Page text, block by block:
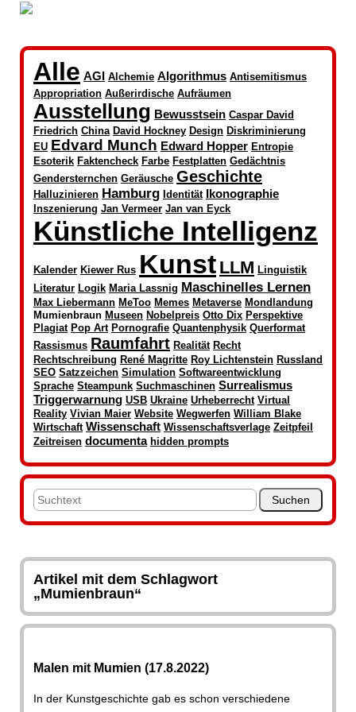
Alle AGI Alchemie Algorithmus Antisemitismus
Appropriation Außerirdische Aufräumen
Ausstellung Bewusstsein Caspar David
Friedrich China David Hockney Design Diskriminierung
EU Edvard Munch Edward Hopper Entropie
Esoterik Faktencheck Farbe Festplatten Gedächtnis
Gendersternchen Geräusche Geschichte
Halluzinieren Hamburg Identität Ikonographie
Inszenierung Jan Vermeer Jan van Eyck
Künstliche Intelligenz
Kalender Kiewer Rus Kunst LLM Linguistik
Literatur Logik Maria Lassnig Maschinelles Lernen
Max Liebermann MeToo Memes Metaverse Mondlandung
Mumienbraun Museen Nobelpreis Otto Dix Perspektive
Plagiat Pop Art Pornografie Quantenphysik Querformat
Rassismus Raumfahrt Realität Recht
Rechtschreibung René Magritte Roy Lichtenstein Russland
SEO Satzzeichen Simulation Softwareentwicklung
Sprache Steampunk Suchmaschinen Surrealismus
Triggerwarnung USB Ukraine Urheberrecht Virtual
Reality Vivian Maier Website Wegwerfen William Blake
Wirtschaft Wissenschaft Wissenschaftsverlage Zeitpfeil
Zeitreisen documenta hidden prompts
Artikel mit dem Schlagwort
„Mumienbraun“
Malen mit Mumien (17.8.2022)
In der Kunstgeschichte gab es schon verschiedene